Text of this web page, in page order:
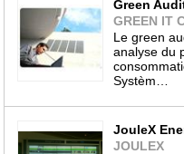
Green
GREEN IT
Le green
analyse du
Systèm…
JouleX
JOULEX